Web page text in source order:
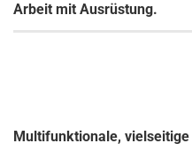
Arbeit mit Ausrüstung.
Multifunktionale,